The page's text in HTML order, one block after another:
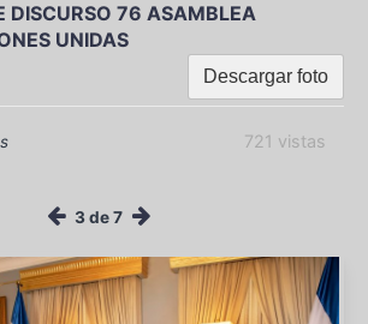
DISCURSO 76 ASAMBLEA
UNIDAS
Descargar foto
721 vistas
3 de 7